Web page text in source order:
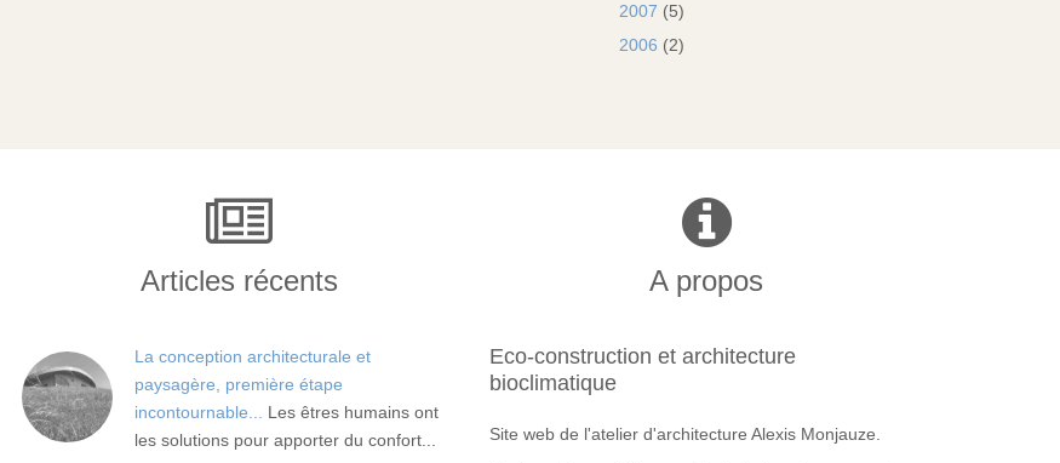
2007 (5)
2006 (2)
Articles récents
La conception architecturale et
paysagère, première étape
incontournable...
Les êtres humains ont
les solutions pour apporter du confort...
A propos
Eco-construction et architecture
bioclimatique
Site web de l'atelier d'architecture Alexis Monjauze.